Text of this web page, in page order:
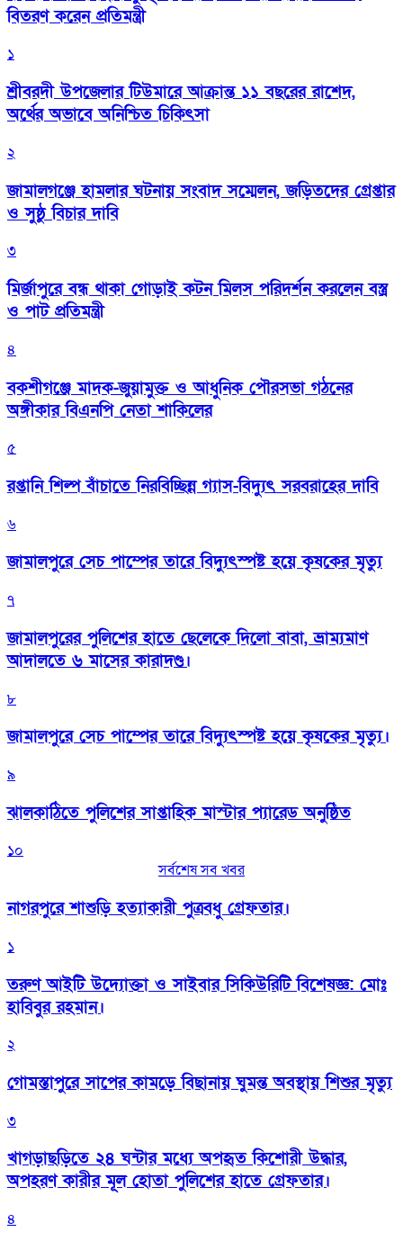
বিতরণ করেন প্রতিমন্ত্রী
১
শ্রীবরদী উপজেলার টিউমারে আক্রান্ত ১১ বছরের রাশেদ,
অর্থের অভাবে অনিশ্চিত চিকিৎসা
২
জামালগঞ্জে হামলার ঘটনায় সংবাদ সম্মেলন, জড়িতদের গ্রেপ্তার
ও সুষ্ঠু বিচার দাবি
৩
মির্জাপুরে বন্ধ থাকা গোড়াই কটন মিলস পরিদর্শন করলেন বস্ত্র
ও পাট প্রতিমন্ত্রী
৪
বকশীগঞ্জে মাদক-জুয়ামুক্ত ও আধুনিক পৌরসভা গঠনের
অঙ্গীকার বিএনপি নেতা শাকিলের
৫
রপ্তানি শিল্প বাঁচাতে নিরবিচ্ছিন্ন গ্যাস-বিদ্যুৎ সরবরাহের দাবি
৬
জামালপুরে সেচ পাম্পের তারে বিদ্যুৎস্পষ্ট হয়ে কৃষকের মৃত্যু
৭
জামালপুরের পুলিশের হাতে ছেলেকে দিলো বাবা, ভ্রাম্যমাণ
আদালতে ৬ মাসের কারাদণ্ড।
৮
জামালপুরে সেচ পাম্পের তারে বিদ্যুৎস্পষ্ট হয়ে কৃষকের মৃত্যু।
৯
‎ঝালকাঠিতে পুলিশের সাপ্তাহিক মাস্টার প্যারেড অনুষ্ঠিত
১০
সর্বশেষ সব খবর
নাগরপুরে শাশুড়ি হত্যাকারী পুত্রবধু গ্রেফতার।
১
তরুণ আইটি উদ্যোক্তা ও সাইবার সিকিউরিটি বিশেষজ্ঞ: মোঃ
হাবিবুর রহমান।
২
গোমস্তাপুরে সাপের কামড়ে বিছানায় ঘুমন্ত অবস্থায় শিশুর মৃত্যু
৩
খাগড়াছড়িতে ২৪ ঘন্টার মধ্যে অপহৃত কিশোরী উদ্ধার,
অপহরণ কারীর মূল হোতা পুলিশের হাতে গ্রেফতার।
৪